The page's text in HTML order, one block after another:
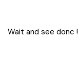
Wait and see donc !